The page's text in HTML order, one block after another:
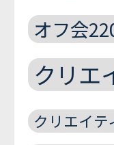
オフ会
クリエ
クリエイテ